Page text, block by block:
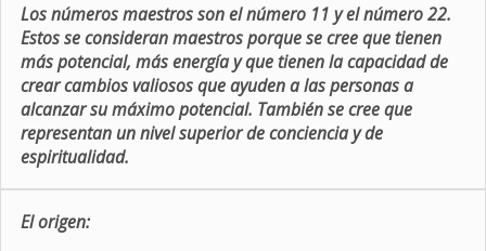
Los números maestros son el número 11 y el número 22.
Estos se consideran maestros porque se cree que tienen
más potencial, más energía y que tienen la capacidad de
crear cambios valiosos que ayuden a las personas a
alcanzar su máximo potencial. También se cree que
representan un nivel superior de conciencia y de
espiritualidad.
El origen: